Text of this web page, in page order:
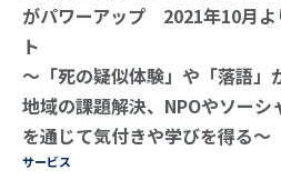
がパワーアップ 2021年10月よ
ト
～「死の疑似体験」や「落語」
地域の課題解決、NPOやソー
を通じて気付きや学びを得る～
サービス